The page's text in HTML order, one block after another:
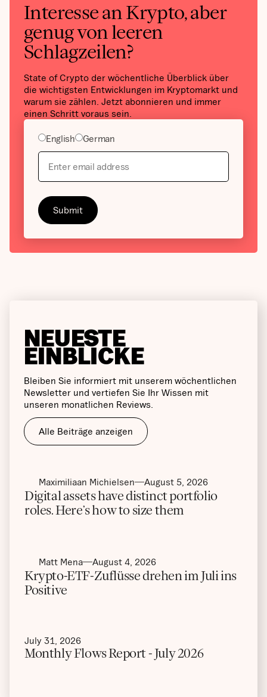
Interesse an Krypto, aber
genug von leeren
Schlagzeilen?
State of Crypto der wöchentliche Überblick über
die wichtigsten Entwicklungen im Kryptomarkt und
warum sie zählen. Jetzt abonnieren und immer
einen Schritt voraus sein.
English German
NEUESTE
EINBLICKE
Bleiben Sie informiert mit unserem wöchentlichen
Newsletter und vertiefen Sie Ihr Wissen mit
unseren monatlichen Reviews.
Alle Beiträge anzeigen
Maximiliaan Michielsen August 5, 2026
Digital assets have distinct portfolio
roles. Here’s how to size them
Matt Mena August 4, 2026
Krypto-ETF-Zuflüsse drehen im Juli ins
Positive
July 31, 2026
Monthly Flows Report - July 2026